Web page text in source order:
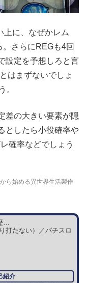
上に、なぜかレム
さらにREGも4回
設定を予想しろと言
はまずないでしょ
。
差の大きい要素が隠
としたら小役確率や
確率などでしょう
ら始める異世界生活製作
…
打たない）／パチスロ